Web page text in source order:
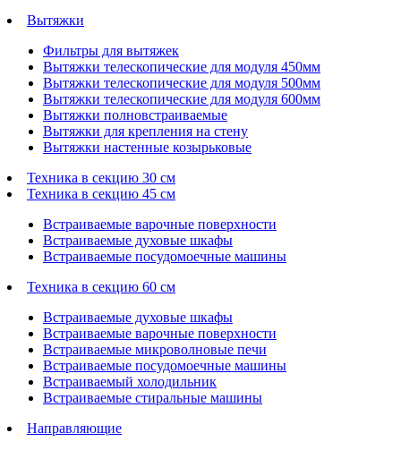
Вытяжки
Фильтры для вытяжек
Вытяжки телескопические для модуля 450мм
Вытяжки телескопические для модуля 500мм
Вытяжки телескопические для модуля 600мм
Вытяжки полновстраиваемые
Вытяжки для крепления на стену
Вытяжки настенные козырьковые
Техника в секцию 30 см
Техника в секцию 45 см
Встраиваемые варочные поверхности
Встраиваемые духовые шкафы
Встраиваемые посудомоечные машины
Техника в секцию 60 см
Встраиваемые духовые шкафы
Встраиваемые варочные поверхности
Встраиваемые микроволновые печи
Встраиваемые посудомоечные машины
Встраиваемый холодильник
Встраиваемые стиральные машины
Направляющие